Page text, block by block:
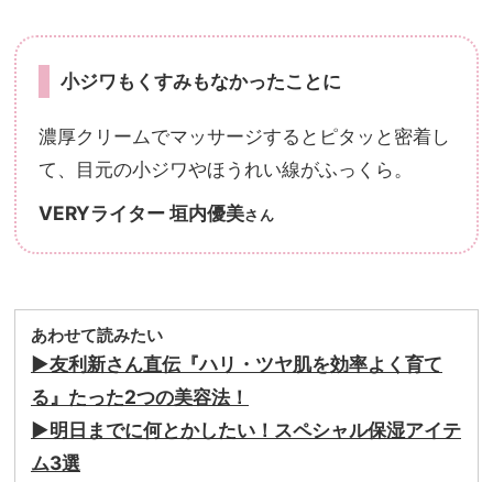
小ジワもくすみもなかったことに
濃厚クリームでマッサージするとピタッと密着し
て、目元の小ジワやほうれい線がふっくら。
VERYライター 垣内優美さん
あわせて読みたい
▶︎友利新さん直伝『ハリ・ツヤ肌を効率よく育て
る』たった2つの美容法！
▶︎明日までに何とかしたい！スペシャル保湿アイテ
ム3選